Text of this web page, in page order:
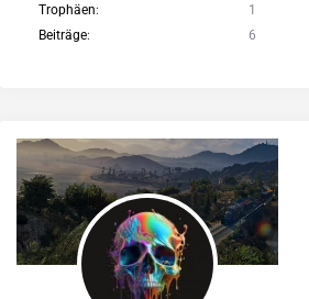
Trophäen
1
Beiträge
6